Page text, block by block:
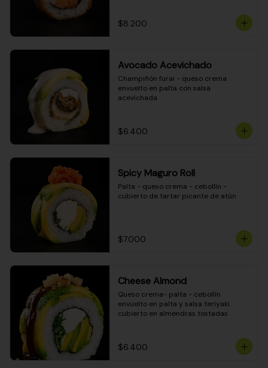
$8.200
Avocado Acevichado
Champiñón furai - queso crema
envuelto en palta con salsa
acevichada
$6.400
Spicy Maguro Roll
Palta - queso crema - cebollín -
cubierto de tartar picante de atún
$7.000
Cheese Almond
Queso crema- palta - cebollín
envuelto en palta y salsa teriyaki
cubierto en almendras tostadas
$6.400